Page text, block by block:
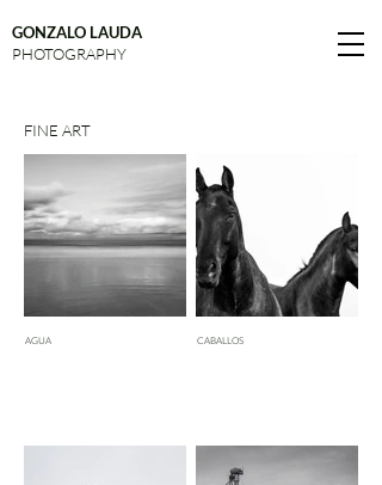
GONZALO LAUDA
PHOTOGRAPHY
FINE ART
AGUA CABALLOS